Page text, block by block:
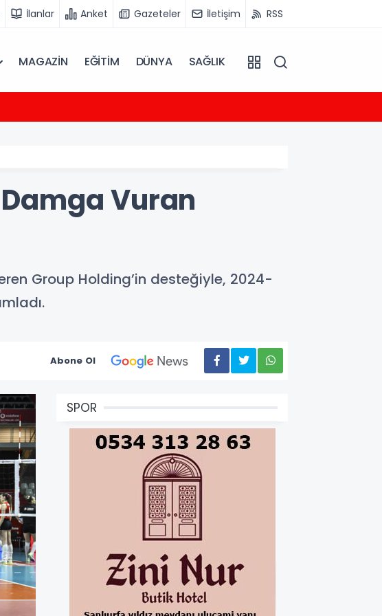
İlanlar Anket Gazeteler İletişim RSS
MAGAZİN EĞİTİM DÜNYA SAĞLIK
dağıtımı kararı
Vuran
Group Holding’in desteğiyle, 2024-
Abone Ol
SPOR